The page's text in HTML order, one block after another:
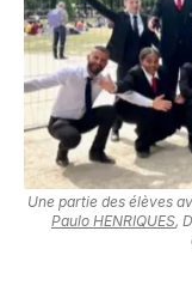
Une partie des élèves
Paulo HENRIQUES,